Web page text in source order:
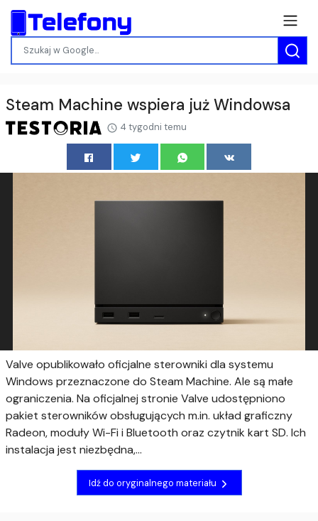
Steam Machine wspiera już Windowsa
4 tygodni temu
Valve opublikowało oficjalne sterowniki dla systemu
Windows przeznaczone do Steam Machine. Ale są małe
ograniczenia. Na oficjalnej stronie Valve udostępniono
pakiet sterowników obsługujących m.in. układ graficzny
Radeon, moduły Wi-Fi i Bluetooth oraz czytnik kart SD. Ich
instalacja jest niezbędna,...
Idź do oryginalnego materiału